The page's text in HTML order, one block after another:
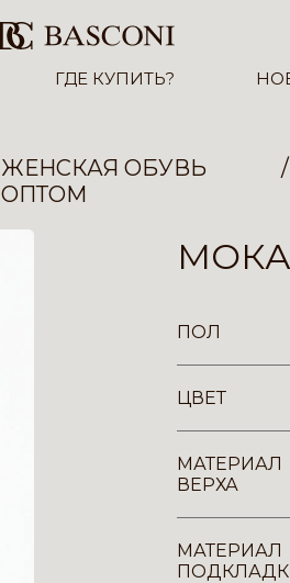
ГДЕ КУПИТЬ?
ЖЕНСКАЯ ОБУВЬ
ОПТОМ
ПОЛ
ЦВЕТ
МАТЕРИАЛ
ВЕРХА
МАТЕРИАЛ